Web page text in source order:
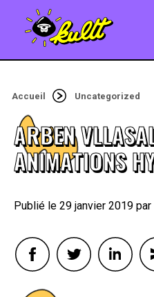
JEUX-
Accueil Uncategorized
ARBEN
ANIMATIONS
29 janvier 2019 By